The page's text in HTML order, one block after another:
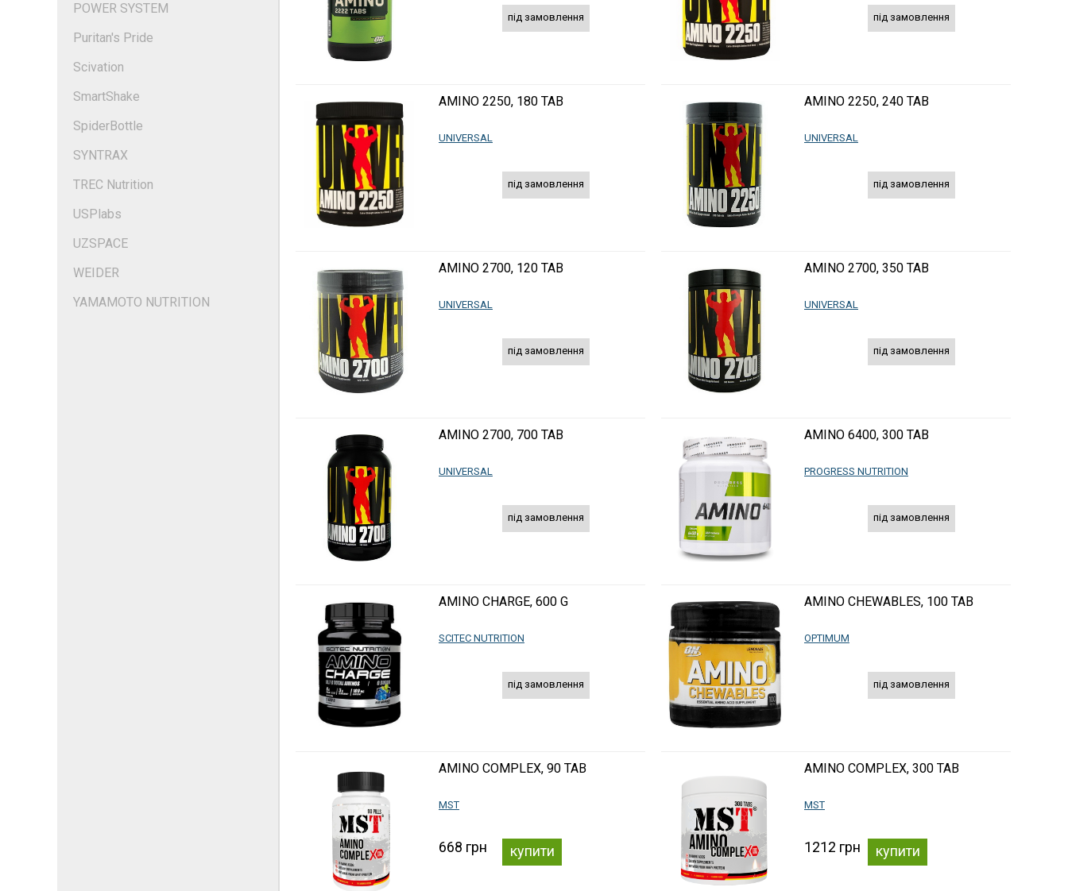
POWER SYSTEM
Puritan's Pride
Scivation
SmartShake
SpiderBottle
SYNTRAX
TREC Nutrition
USPlabs
UZSPACE
WEIDER
YAMAMOTO NUTRITION
під замовлення під замовлення
AMINO 2250, 180 TAB
UNIVERSAL
під замовлення
AMINO 2250, 240 TAB
UNIVERSAL
під замовлення
AMINO 2700, 120 TAB
UNIVERSAL
під замовлення
AMINO 2700, 350 TAB
UNIVERSAL
під замовлення
AMINO 2700, 700 TAB
UNIVERSAL
під замовлення
AMINO 6400, 300 TAB
PROGRESS NUTRITION
під замовлення
AMINO CHARGE, 600 G
SCITEC NUTRITION
під замовлення
AMINO CHEWABLES, 100 TAB
OPTIMUM
під замовлення
AMINO COMPLEX, 90 TAB
MST
668 грн купити
AMINO COMPLEX, 300 TAB
MST
1212 грн купити